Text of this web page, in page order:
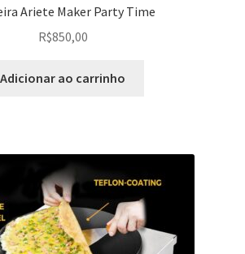
Ariete Maker Party Time
R$850,00
Adicionar ao carrinho